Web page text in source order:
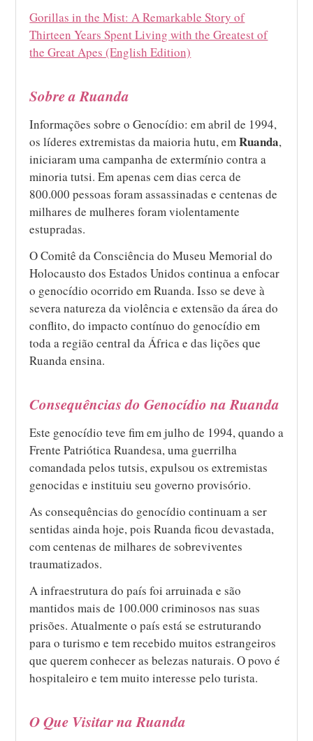
Gorillas in the Mist: A Remarkable Story of
Thirteen Years Spent Living with the Greatest of
the Great Apes (English Edition)
Sobre a Ruanda
Informações sobre o Genocídio: em abril de 1994,
os líderes extremistas da maioria hutu, emRuanda,
iniciaram uma campanha de extermínio contra a
minoria tutsi. Em apenas cem dias cerca de
800.000 pessoas foram assassinadas e centenas de
milhares de mulheres foram violentamente
estupradas.
O Comitê da Consciência do Museu Memorial do
Holocausto dos Estados Unidos continua a enfocar
o genocídio ocorrido em Ruanda. Isso se deve à
severa natureza da violência e extensão da área do
conflito, do impacto contínuo do genocídio em
toda a região central da África e das lições que
Ruanda ensina.
Consequências do Genocídio na Ruanda
Este genocídio teve fim em julho de 1994, quando a
Frente Patriótica Ruandesa, uma guerrilha
comandada pelos tutsis, expulsou os extremistas
genocidas e instituiu seu governo provisório.
As consequências do genocídio continuam a ser
sentidas ainda hoje, pois Ruanda ficou devastada,
com centenas de milhares de sobreviventes
traumatizados.
A infraestrutura do país foi arruinada e são
mantidos mais de 100.000 criminosos nas suas
prisões. Atualmente o país está se estruturando
para o turismo e tem recebido muitos estrangeiros
que querem conhecer as belezas naturais. O povo é
hospitaleiro e tem muito interesse pelo turista.
O Que Visitar na Ruanda